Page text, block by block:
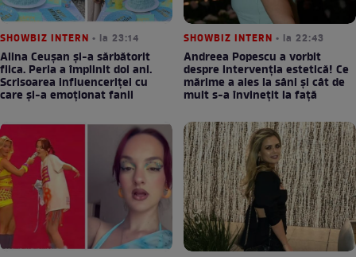
SHOWBIZ INTERN • la 23:14
Alina Ceușan și-a sărbătorit
fiica. Perla a împlinit doi ani.
Scrisoarea influenceriței cu
care și-a emoționat fanii
SHOWBIZ INTERN • la 22:43
Andreea Popescu a vorbit
despre intervenția estetică! Ce
mărime a ales la sâni și cât de
mult s-a învinețit la față